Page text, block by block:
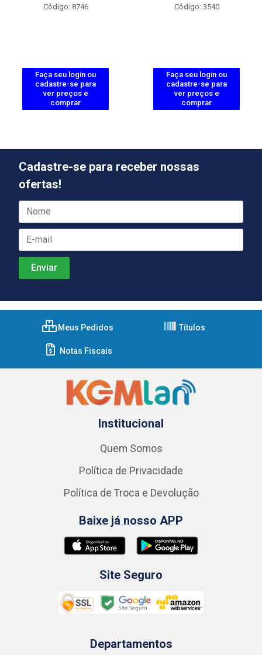
Código: 8746
Faça seu login ou
cadastre-se para
ver preços e
comprar
Código: 3540
Faça seu login ou
cadastre-se para
ver preços e
comprar
Cadastre-se para receber nossas
ofertas!
Meus Pedidos Títulos
Notas Fiscais
Institucional
Quem Somos
Política de Privacidade
Política de Troca e Devolução
Baixe já nosso APP
Site Seguro
Departamentos